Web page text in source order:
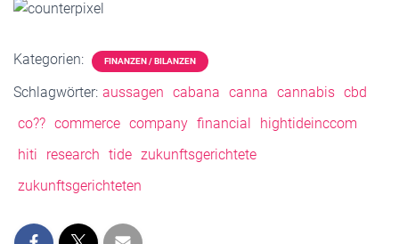
Kategorien: FINANZEN / BILANZEN
Schlagwörter: aussagen cabana canna cannabis cbd
co?? commerce company financial
hightideinccom
hiti
research tide zukunftsgerichtete
zukunftsgerichteten